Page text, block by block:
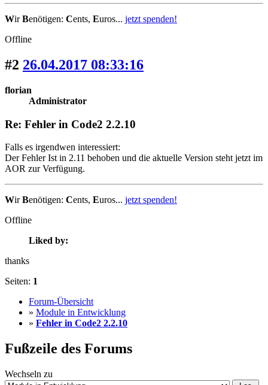
WirBenötigen: Cents, Euros... jetzt spenden!
Offline
#2 26.04.2017 08:33:16
florian
Administrator
Re: Fehler in Code2 2.2.10
Falls es irgendwen interessiert:
Der Fehler Ist in 2.11 behoben und die aktuelle Version steht jetzt im
AOR zur Verfügung.
WirBenötigen: Cents, Euros... jetzt spenden!
Offline
Liked by:
thanks
Seiten: 1
Forum-Übersicht
» Module in Entwicklung
» Fehler in Code2 2.2.10
Fußzeile des Forums
Wechseln zu